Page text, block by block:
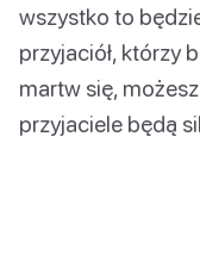
wszystko to
przyjaciół, którzy
martw się,
przyjaciele będą